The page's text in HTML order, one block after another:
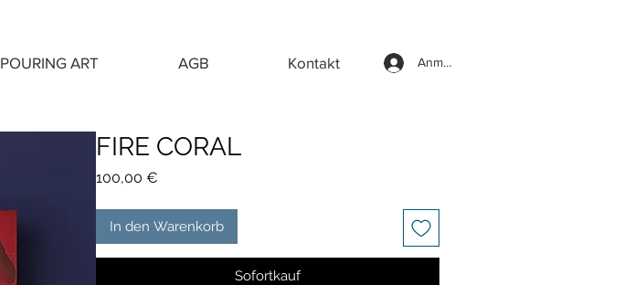
POURING ART AGB Kontakt Anmelden
FIRE CORAL
100,00 €
In den Warenkorb
Sofortkauf